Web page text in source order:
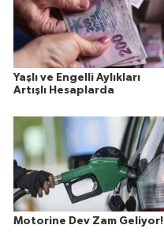
Yaşlı ve Engelli Aylıkları
Artışlı Hesaplarda
Motorine Dev Zam Geliyor!